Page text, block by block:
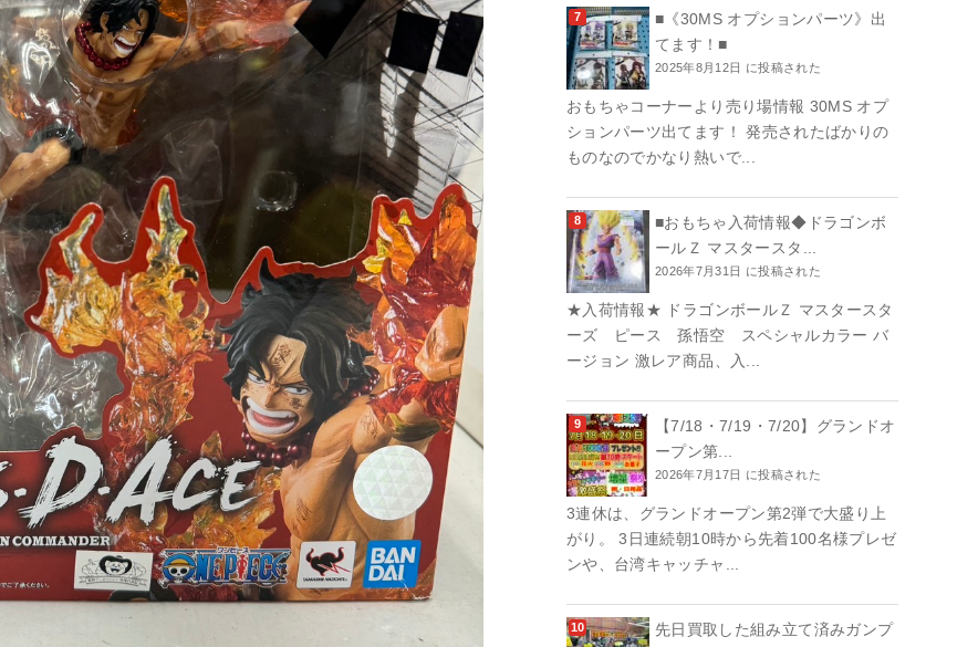
■《30MS オプションパーツ》出
てます！■
2025年8月12日 に投稿された
おもちゃコーナーより売り場情報 30MS オプ
ションパーツ出てます！ 発売されたばかりの
ものなのでかなり熱いで...
■おもちゃ入荷情報◆ドラゴンボ
ールＺ マスタースタ...
2026年7月31日 に投稿された
★入荷情報★ ドラゴンボールＺ マスタースタ
ーズ ピース 孫悟空 スペシャルカラー バ
ージョン 激レア商品、入...
【7/18・7/19・7/20】グランドオ
ープン第...
2026年7月17日 に投稿された
3連休は、グランドオープン第2弾で大盛り上
がり。 3日連続朝10時から先着100名様プレゼ
ンや、台湾キャッチャ...
先日買取した組み立て済みガンプ